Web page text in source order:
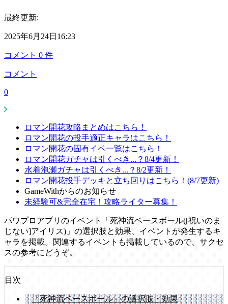
最終更新:
2025年6月24日16:23
コメント 0 件
コメント
0
ロマン開花攻略まとめはこちら！
ロマン開花の投手適正キャラはこちら！
ロマン開花の固有イベ一覧はこちら！
ロマン開花ガチャは引くべき...？8/4更新！
水着泡瀬ガチャは引くべき...？8/2更新！
ロマン開花投手デッキと立ち回りはこちら！(8/7更新)
GameWithからのお知らせ
未経験可&完全在宅！攻略ライター募集！
パワプロアプリのイベント「死神流ベースボール([祝いのま
じない]アイリス)」の選択肢と効果、イベントが発生するキ
ャラを掲載。関連するイベントも掲載しているので、サクセ
スの参考にどうぞ。
目次
「死神流ベースボール」の選択肢・効果